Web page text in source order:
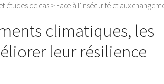
études de cas> Face à l’insécurité et aux
climatiques, les
leur résilience